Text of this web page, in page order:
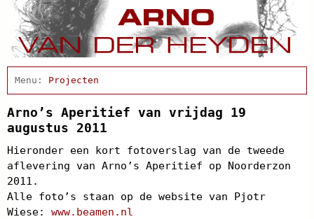
Home
Afscheidsbijeenkomst
Condoleance
Actueel
Arno Schrijft
Clips
Discografie
Projecten
Schnabbel en babbel
Biografie
Agenda
Arno’s Aperitief van vrijdag 19
augustus 2011
Hieronder een kort fotoverslag van de tweede
aflevering van Arno’s Aperitief op Noorderzon
2011.
Alle foto’s staan op de website van Pjotr
Wiese: www.beamen.nl